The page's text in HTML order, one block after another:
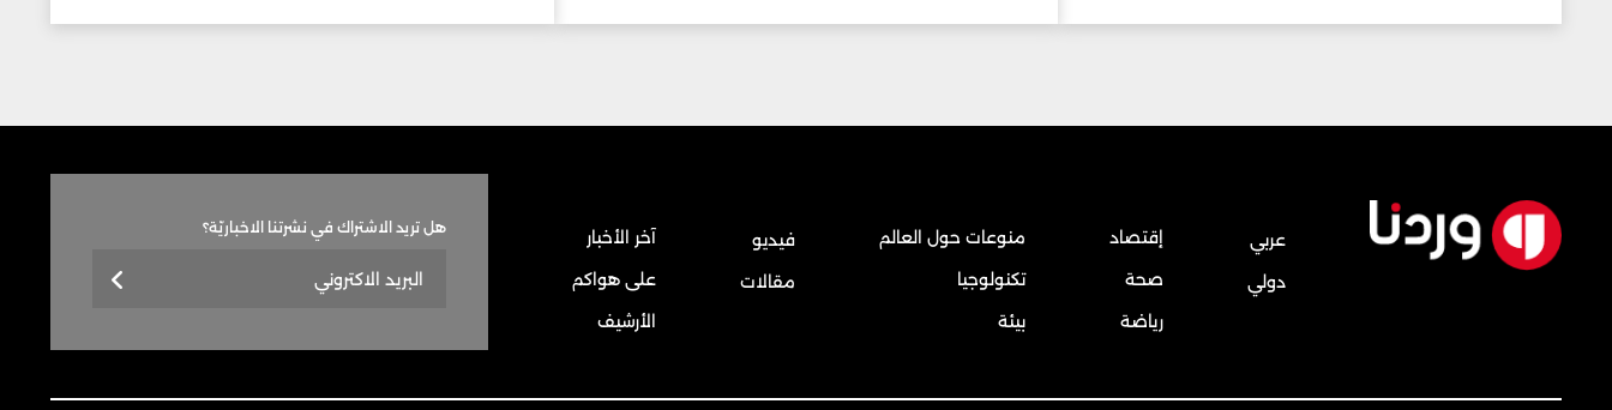
عربي
دولي
إقتصاد
صحة
رياضة
منوعات حول العالم
تكنولوجيا
بيئة
فيديو
مقالات
آخر الأخبار
على هواكم
الأرشيف
هل تريد الاشتراك في نشرتنا الاخباريّة؟